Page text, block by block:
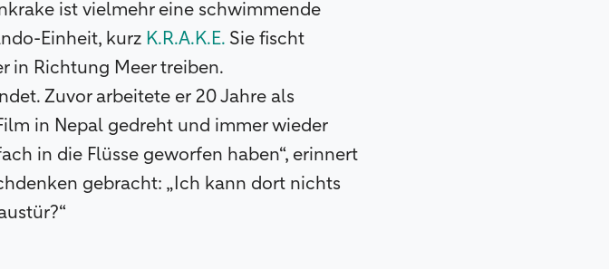
ist vielmehr eine schwimmende
Einheit, kurz K.R.A.K.E. Sie fischt
in Richtung Meer treiben.
Zuvor arbeitete er 20 Jahre als
in Nepal gedreht und immer wieder
in die Flüsse geworfen haben“, erinnert
gebracht: „Ich kann dort nichts